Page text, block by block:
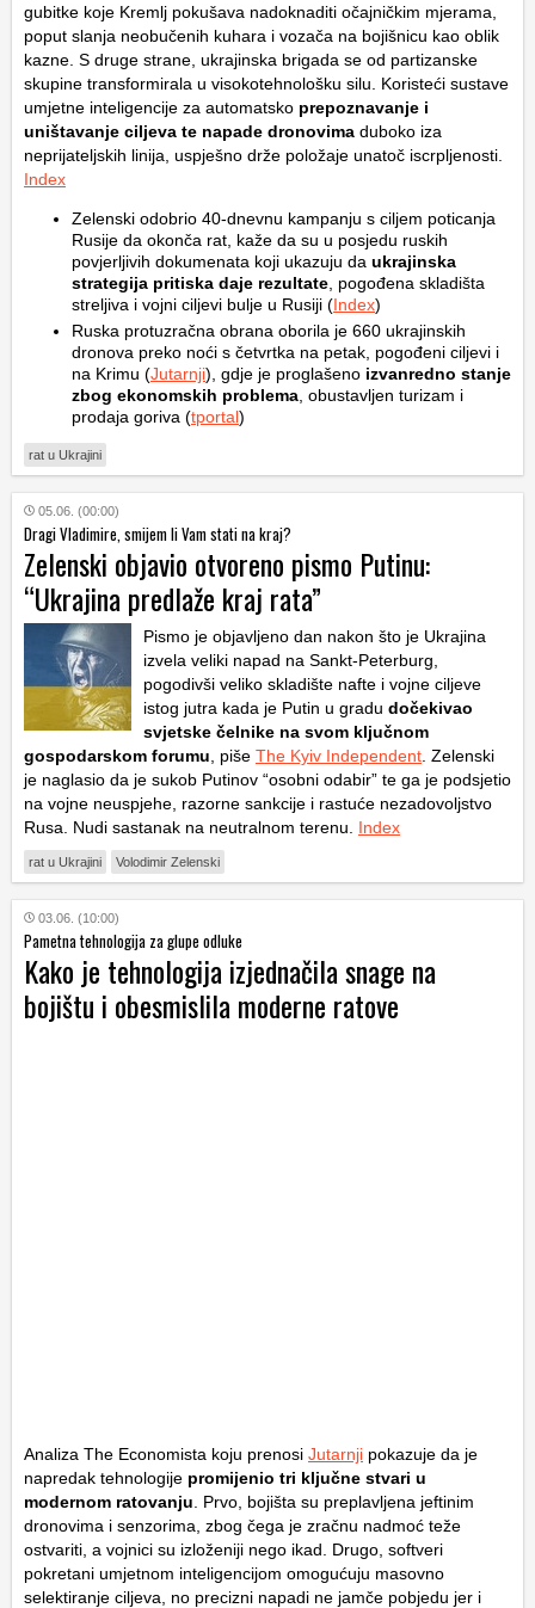
gubitke koje Kremlj pokušava nadoknaditi očajničkim mjerama,
poput slanja neobučenih kuhara i vozača na bojišnicu kao oblik
kazne. S druge strane, ukrajinska brigada se od partizanske
skupine transformirala u visokotehnološku silu. Koristeći sustave
umjetne inteligencije za automatsko prepoznavanje i
uništavanje ciljeva te napade dronovima duboko iza
neprijateljskih linija, uspješno drže položaje unatoč iscrpljenosti.
Index
Zelenski odobrio 40-dnevnu kampanju s ciljem poticanja
Rusije da okonča rat, kaže da su u posjedu ruskih
povjerljivih dokumenata koji ukazuju da ukrajinska
strategija pritiska daje rezultate , pogođena skladišta
streljiva i vojni ciljevi bulje u Rusiji (Index)
Ruska protuzračna obrana oborila je 660 ukrajinskih
dronova preko noći s četvrtka na petak, pogođeni ciljevi i
na Krimu (Jutarnji), gdje je proglašeno izvanredno stanje
zbog ekonomskih problema , obustavljen turizam i
prodaja goriva (tportal)
rat u Ukrajini
05.06. (00:00)
Dragi Vladimire, smijem li Vam stati na kraj?
Zelenski objavio otvoreno pismo Putinu:
“Ukrajina predlaže kraj rata”
Pismo je objavljeno dan nakon što je Ukrajina
izvela veliki napad na Sankt-Peterburg,
pogodivši veliko skladište nafte i vojne ciljeve
istog jutra kada je Putin u gradu dočekivao
svjetske čelnike na svom ključnom
gospodarskom forumu , piše The Kyiv Independent . Zelenski
je naglasio da je sukob Putinov “osobni odabir” te ga je podsjetio
na vojne neuspjehe, razorne sankcije i rastuće nezadovoljstvo
Rusa. Nudi sastanak na neutralnom terenu. Index
rat u Ukrajini Volodimir Zelenski
03.06. (10:00)
Pametna tehnologija za glupe odluke
Kako je tehnologija izjednačila snage na
bojištu i obesmislila moderne ratove
Analiza The Economista koju prenosi Jutarnji pokazuje da je
napredak tehnologije promijenio tri ključne stvari u
modernom ratovanju . Prvo, bojišta su preplavljena jeftinim
dronovima i senzorima, zbog čega je zračnu nadmoć teže
ostvariti, a vojnici su izloženiji nego ikad. Drugo, softveri
pokretani umjetnom inteligencijom omogućuju masovno
selektiranje ciljeva, no precizni napadi ne jamče pobjedu jer i